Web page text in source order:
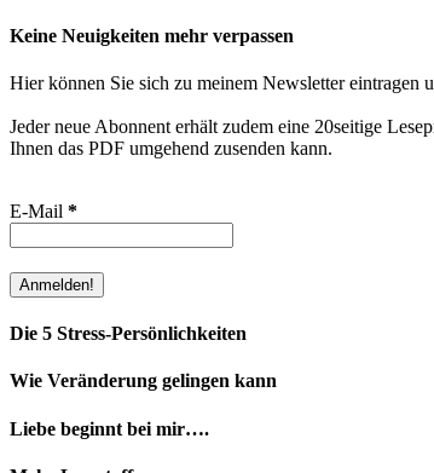
Keine Neuigkeiten mehr verpassen
Hier können Sie sich zu meinem Newsletter eintragen
Jeder neue Abonnent erhält zudem eine 20seitige
Ihnen das PDF umgehend zusenden kann.
E-Mail *
Die 5 Stress-Persönlichkeiten
Wie Veränderung gelingen kann
Liebe beginnt bei mir….